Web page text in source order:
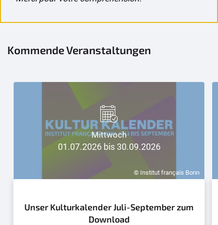
Kommende Veranstaltungen
© Institut français Bonn
Mittwoch
01.07.2026 bis 30.09.2026
Unser Kulturkalender Juli-September zum
Download